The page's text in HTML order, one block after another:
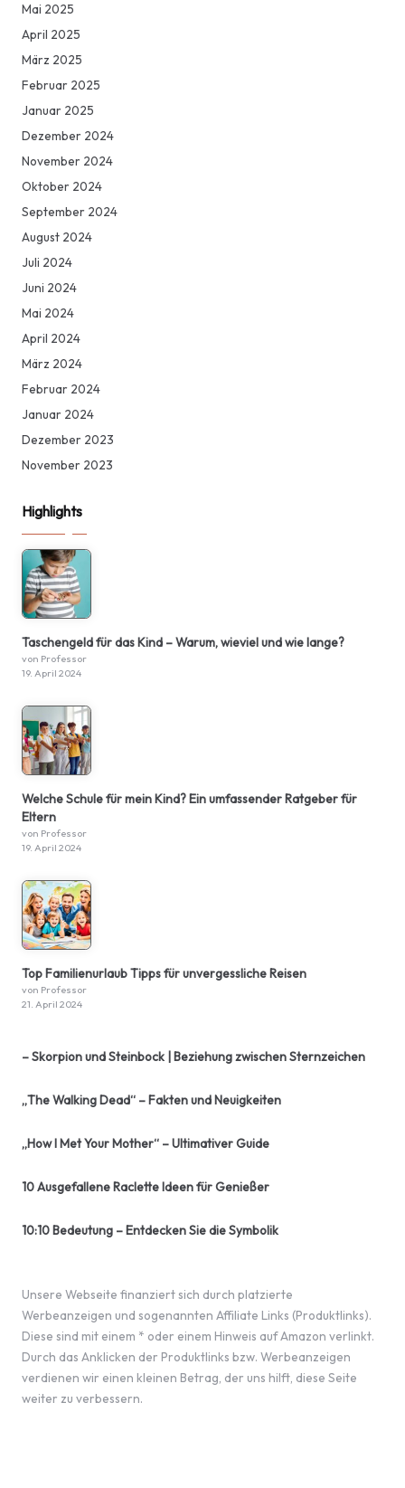
Mai 2025
April 2025
März 2025
Februar 2025
Januar 2025
Dezember 2024
November 2024
Oktober 2024
September 2024
August 2024
Juli 2024
Juni 2024
Mai 2024
April 2024
März 2024
Februar 2024
Januar 2024
Dezember 2023
November 2023
Highlights
Taschengeld für das Kind – Warum, wieviel und wie lange?
von Professor
19. April 2024
Welche Schule für mein Kind? Ein umfassender Ratgeber für
Eltern
von Professor
19. April 2024
Top Familienurlaub Tipps für unvergessliche Reisen
von Professor
21. April 2024
– Skorpion und Steinbock | Beziehung zwischen Sternzeichen
„The Walking Dead“ – Fakten und Neuigkeiten
„How I Met Your Mother“ – Ultimativer Guide
10 Ausgefallene Raclette Ideen für Genießer
10:10 Bedeutung – Entdecken Sie die Symbolik
Unsere Webseite finanziert sich durch platzierte
Werbeanzeigen und sogenannten Affiliate Links (Produktlinks).
Diese sind mit einem * oder einem Hinweis auf Amazon verlinkt.
Durch das Anklicken der Produktlinks bzw. Werbeanzeigen
verdienen wir einen kleinen Betrag, der uns hilft, diese Seite
weiter zu verbessern.